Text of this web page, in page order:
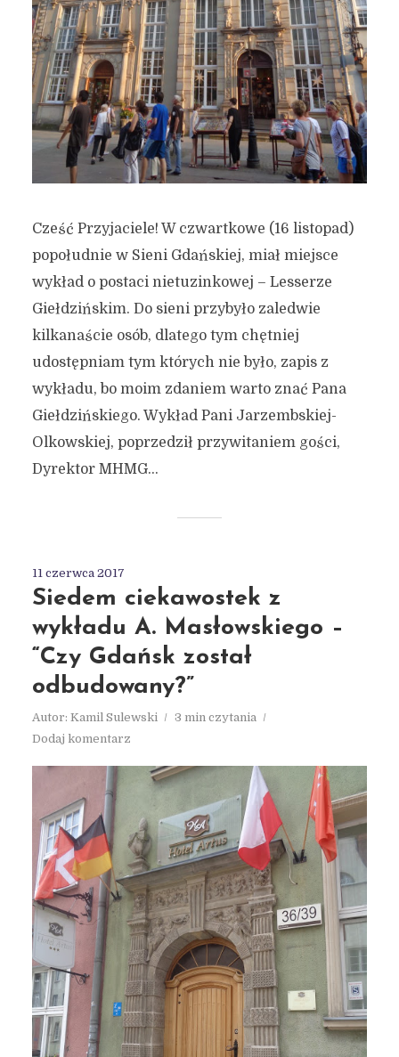
Cześć Przyjaciele! W czwartkowe (16 listopad)
popołudnie w Sieni Gdańskiej, miał miejsce
wykład o postaci nietuzinkowej – Lesserze
Giełdzińskim. Do sieni przybyło zaledwie
kilkanaście osób, dlatego tym chętniej
udostępniam tym których nie było, zapis z
wykładu, bo moim zdaniem warto znać Pana
Giełdzińskiego. Wykład Pani Jarzembskiej-
Olkowskiej, poprzedził przywitaniem gości,
Dyrektor MHMG...
11 czerwca 2017
Siedem ciekawostek z
wykładu A. Masłowskiego –
“Czy Gdańsk został
odbudowany?”
Autor: Kamil Sulewski
3 min czytania
Dodaj komentarz